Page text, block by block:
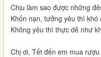
Chịu làm sao được những
Khốn nạn, tưởng yêu thì khó
Không yêu thì thực dễ như
Chị ơi, Tết đến em mua rượu